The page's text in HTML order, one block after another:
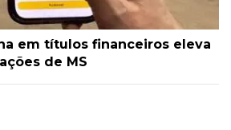
em títulos financeiros eleva
de MS